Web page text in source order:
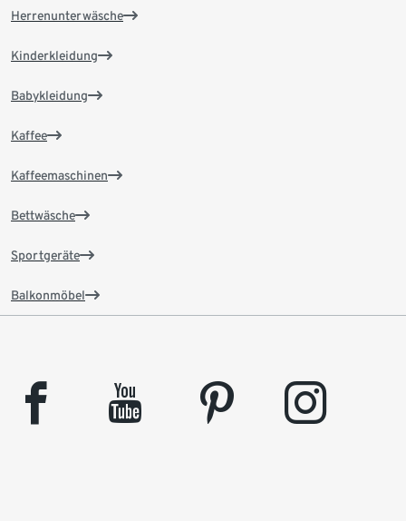
Herrenunterwäsche
Kinderkleidung
Babykleidung
Kaffee
Kaffeemaschinen
Bettwäsche
Sportgeräte
Balkonmöbel
facebook youtube pinterest instagram